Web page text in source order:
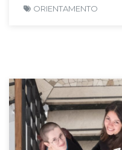
ORIENTAMENTO